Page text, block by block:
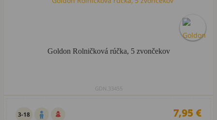
Goldon Rolničková rúčka, 5 zvončekov
GDN.33455
3-18 7,95 €